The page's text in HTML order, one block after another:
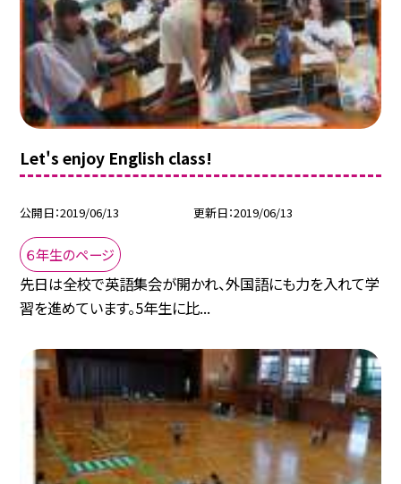
Let's enjoy English class!
公開日 2019/06/13 更新日 2019/06/13
６年生のページ
先日は全校で英語集会が開かれ、外国語にも力を入れて学
習を進めています。5年生に比...